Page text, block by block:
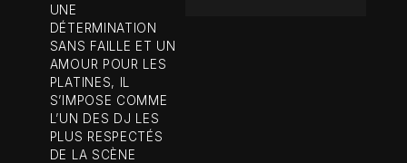
UNE
DÉTERMINATION
SANS FAILLE ET UN
AMOUR POUR LES
PLATINES, IL
S’IMPOSE COMME
L’UN DES DJ LES
PLUS RESPECTÉS
DE LA SCÈNE